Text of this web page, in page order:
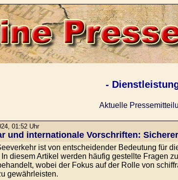
-
Aktuelle
01:52 Uhr
und internationale Vorschriften:
ist von entscheidender Bedeutung für
diesem Artikel werden häufig gestellte Fragen
wobei der Fokus auf der Rolle von
gewährleisten.